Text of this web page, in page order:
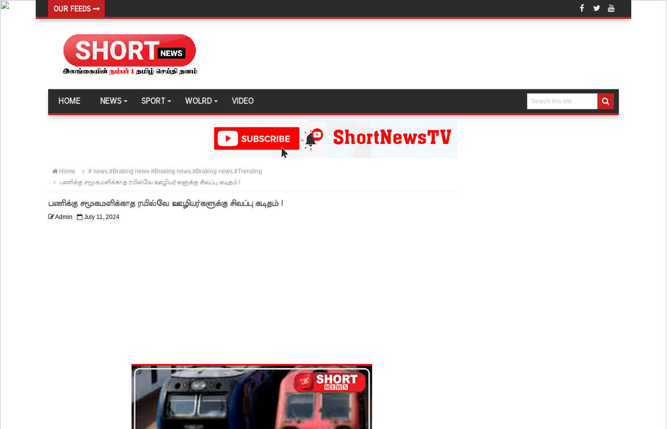
OUR FEEDS
விலங்குகள், தேசிய நீர் வழங்கல் வடிகால் சபை சட்டமூலங்கள் நிறைவேற்றம்!
146 சட்டவிரோத சூதாட்ட இணையதளங்களை முடக்குமாறு உத்தரவு!
பாகுபாடற்ற சேவையே தரமான அறிவியலின் அடித்தளமாகும் - பிரதமர்!
நீர்கொழும்பு சிறை வன்முறை தொடர்பான அறிக்கை ஜனாதிபதியிடம்!
கட்டிடம் திறப்பு!
டெங்குவால் உயிரிழந்தவர்களின் எண்ணிக்கை அதிகரிப்பு!
ஹிருணிகாவின் சிறைத் தண்டனைக்கு எதிரான மேல்முறையீட்டு விசாரணை செப்டம்பர் 23 வரை ஒத்திவைப்பு!
HOME NEWS SPORT WOLRD VIDEO
Home
# news.#Braking news #Braking news.#Braking news.#Trending
பணிக்கு சமூகமளிக்காத ரயில்வே ஊழியர்களுக்கு சிவப்பு கடிதம் !
பணிக்கு சமூகமளிக்காத ரயில்வே ஊழியர்களுக்கு சிவப்பு கடிதம் !
Admin July 11, 2024